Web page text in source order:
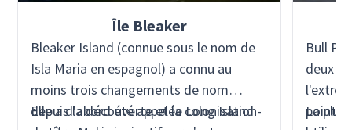
Île Bleaker
Bleaker Island (connue sous le nom de
Isla Maria en espagnol) a connu au
moins trois changements de nom
depuis la découverte et la colonisation
Elle a d'abord été appelée Long Island -
Bull
deux
point
La